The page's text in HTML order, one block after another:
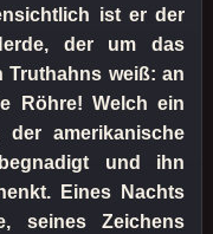
ist er der
der um das
Truthahns weiß: an
Röhre! Welch ein
amerikanische
und ihn
Eines Nachts
seines Zeichens